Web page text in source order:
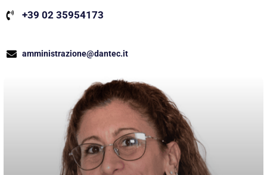
+39 02 35954173
amministrazione@dantec.it